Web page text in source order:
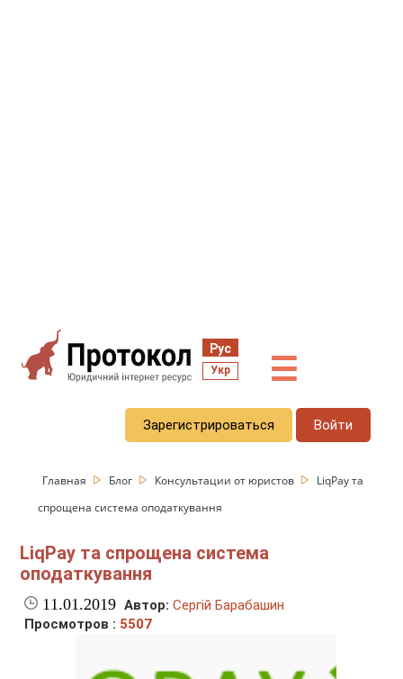
Рус
Укр ☰
Зарегистрироваться Войти
Главная Блог Консультации от юристов
LiqPay та
спрощена система оподаткування
LiqPay та спрощена система
оподаткування
11.01.2019 Автор: Сергій Барабашин
Просмотров : 5507